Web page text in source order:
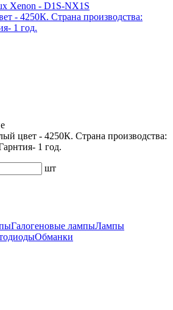
Xenon - D1S-NX1S
- 4250К. Страна производства:
1 год.
цвет - 4250К. Страна производства:
1 год.
шт
Галогеновые лампыЛампы
Обманки